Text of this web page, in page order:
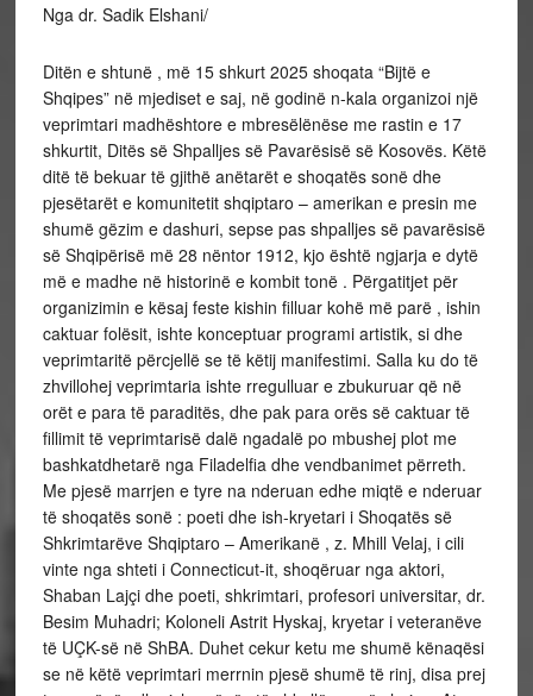
Nga dr. Sadik Elshani/
Ditën e shtunë , më 15 shkurt 2025 shoqata “Bijtë e
Shqipes” në mjediset e saj, në godinë n-kala organizoi një
veprimtari madhështore e mbresëlënëse me rastin e 17
shkurtit, Ditës së Shpalljes së Pavarësisë së Kosovës. Këtë
ditë të bekuar të gjithë anëtarët e shoqatës sonë dhe
pjesëtarët e komunitetit shqiptaro – amerikan e presin me
shumë gëzim e dashuri, sepse pas shpalljes së pavarësisë
së Shqipërisë më 28 nëntor 1912, kjo është ngjarja e dytë
më e madhe në historinë e kombit tonë . Përgatitjet për
organizimin e kësaj feste kishin filluar kohë më parë , ishin
caktuar folësit, ishte konceptuar programi artistik, si dhe
veprimtaritë përcjellë se të këtij manifestimi. Salla ku do të
zhvillohej veprimtaria ishte rregulluar e zbukuruar që në
orët e para të paraditës, dhe pak para orës së caktuar të
fillimit të veprimtarisë dalë ngadalë po mbushej plot me
bashkatdhetarë nga Filadelfia dhe vendbanimet përreth.
Me pjesë marrjen e tyre na nderuan edhe miqtë e nderuar
të shoqatës sonë : poeti dhe ish-kryetari i Shoqatës së
Shkrimtarëve Shqiptaro – Amerikanë , z. Mhill Velaj, i cili
vinte nga shteti i Connecticut-it, shoqëruar nga aktori,
Shaban Lajçi dhe poeti, shkrimtari, profesori universitar, dr.
Besim Muhadri; Koloneli Astrit Hyskaj, kryetar i veteranëve
të UÇK-së në ShBA. Duhet cekur ketu me shumë kënaqësi
se në këtë veprimtari merrnin pjesë shumë të rinj, disa prej